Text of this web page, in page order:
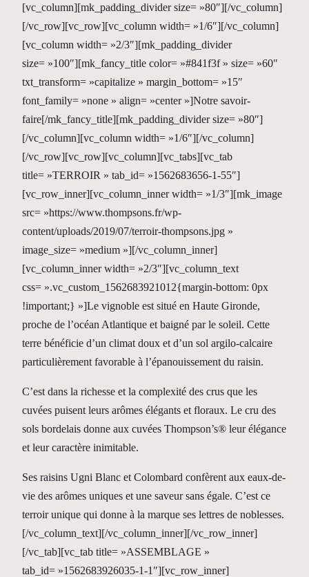
[vc_column][mk_padding_divider size= »80″][/vc_column]
[/vc_row][vc_row][vc_column width= »1/6″][/vc_column]
[vc_column width= »2/3″][mk_padding_divider
size= »100″][mk_fancy_title color= »#841f3f » size= »60″
txt_transform= »capitalize » margin_bottom= »15″
font_family= »none » align= »center »]Notre savoir-
faire[/mk_fancy_title][mk_padding_divider size= »80″]
[/vc_column][vc_column width= »1/6″][/vc_column]
[/vc_row][vc_row][vc_column][vc_tabs][vc_tab
title= »TERROIR » tab_id= »1562683656-1-55″]
[vc_row_inner][vc_column_inner width= »1/3″][mk_image
src= »https://www.thompsons.fr/wp-
content/uploads/2019/07/terroir-thompsons.jpg »
image_size= »medium »][/vc_column_inner]
[vc_column_inner width= »2/3″][vc_column_text
css= ».vc_custom_1562683921012{margin-bottom: 0px
!important;} »]Le vignoble est situé en Haute Gironde,
proche de l’océan Atlantique et baigné par le soleil. Cette
terre bénéficie d’un climat doux et d’un sol argilo-calcaire
particulièrement favorable à l’épanouissement du raisin.
C’est dans la richesse et la complexité des crus que les
cuvées puisent leurs arômes élégants et floraux. Le cru des
sols bordelais donne aux cuvées Thompson’s® leur élégance
et leur caractère inimitable.
Ses raisins Ugni Blanc et Colombard confèrent aux eaux-de-
vie des arômes uniques et une saveur sans égale. C’est ce
terroir unique qui donne à la marque ses lettres de noblesses.
[/vc_column_text][/vc_column_inner][/vc_row_inner]
[/vc_tab][vc_tab title= »ASSEMBLAGE »
tab_id= »1562683926035-1-1″][vc_row_inner]